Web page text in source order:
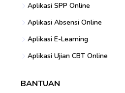
Aplikasi SPP Online
Aplikasi Absensi Online
Aplikasi E-Learning
Aplikasi Ujian CBT Online
BANTUAN